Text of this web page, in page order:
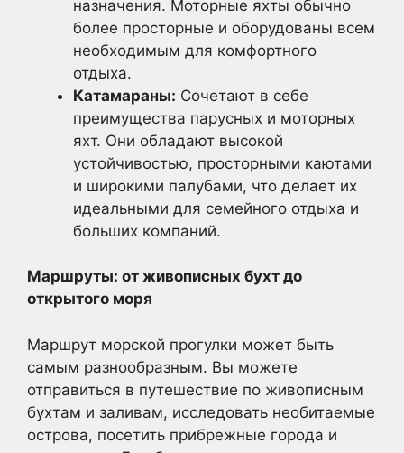
назначения. Моторные яхты обычно
более просторные и оборудованы всем
необходимым для комфортного
отдыха.
Катамараны: Сочетают в себе
преимущества парусных и моторных
яхт. Они обладают высокой
устойчивостью, просторными каютами
и широкими палубами, что делает их
идеальными для семейного отдыха и
больших компаний.
Маршруты: от живописных бухт до
открытого моря
Маршрут морской прогулки может быть
самым разнообразным. Вы можете
отправиться в путешествие по живописным
бухтам и заливам, исследовать необитаемые
острова, посетить прибрежные города и